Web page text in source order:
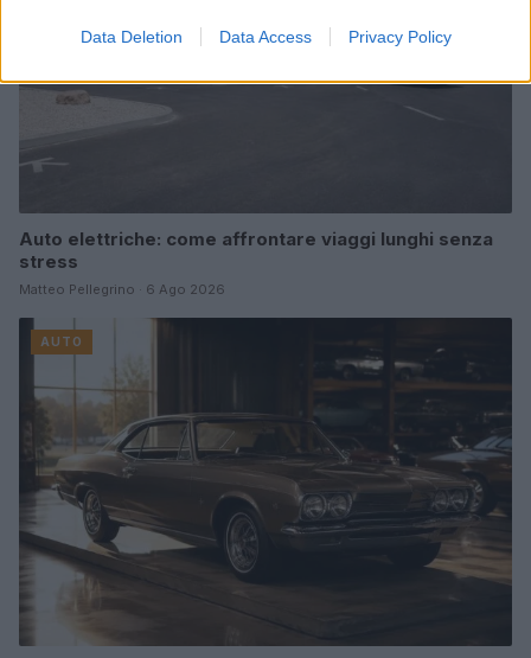
Data Deletion Data Access Privacy Policy
Auto elettriche: come affrontare viaggi lunghi senza
stress
Matteo Pellegrino · 6 Ago 2026
AUTO